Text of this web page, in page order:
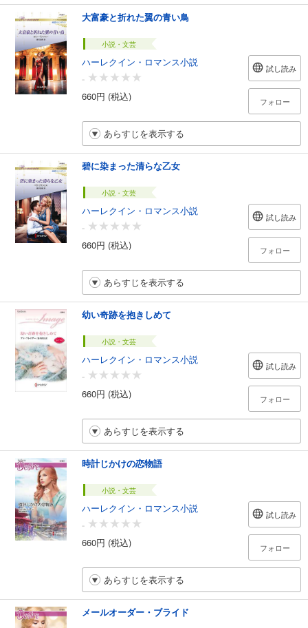
大富豪と折れた翼の青い鳥
小説・文芸
ハーレクイン・ロマンス小説
-
660円 (税込)
試し読み
フォロー
あらすじを表示する
碧に染まった清らな乙女
小説・文芸
ハーレクイン・ロマンス小説
-
660円 (税込)
試し読み
フォロー
あらすじを表示する
幼い奇跡を抱きしめて
小説・文芸
ハーレクイン・ロマンス小説
-
660円 (税込)
試し読み
フォロー
あらすじを表示する
時計じかけの恋物語
小説・文芸
ハーレクイン・ロマンス小説
-
660円 (税込)
試し読み
フォロー
あらすじを表示する
メールオーダー・ブライド